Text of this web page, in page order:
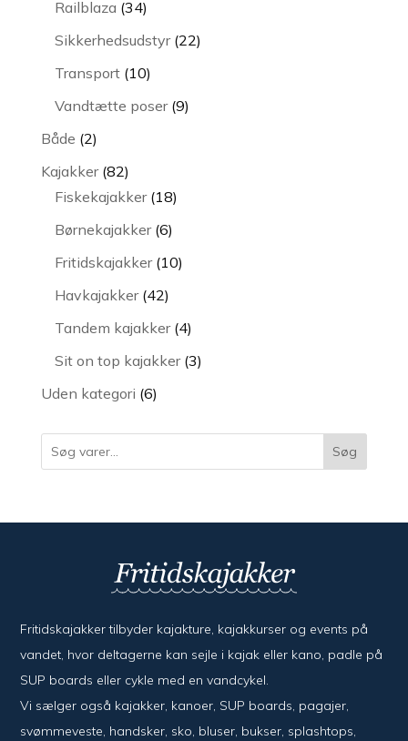
Railblaza 3434
varer
Sikkerhedsudstyr 2222
Transport 1010
varer
Vandtætte poser 99
Både 22
varer
Kajakker 8282
varer
Fiskekajakker 1818
Børnekajakker 66
varer
Fritidskajakker 1010
Havkajakker 4242
varer
Tandem kajakker 44
varer
Sit on top kajakker 33
Uden kategori 66
Søg
Fritidskajakker tilbyder kajak­ture, kajak­kurser og events på
vandet, hvor del­ta­ger­ne kan sejle i kajak eller kano, padle på
SUP boards eller cykle med en vand­cykel.
Vi sælger også kajak­ker, kanoer, SUP boards, pagajer,
svømme­veste, hand­sker, sko, bluser, bukser, splash­tops,